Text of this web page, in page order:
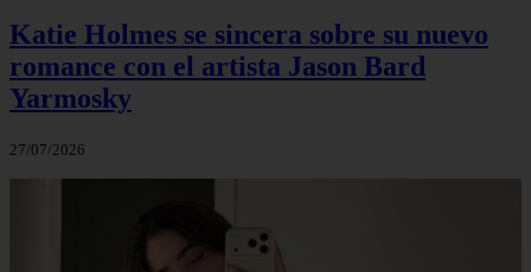
Katie Holmes se sincera sobre su nuevo
romance con el artista Jason Bard
Yarmosky
27/07/2026